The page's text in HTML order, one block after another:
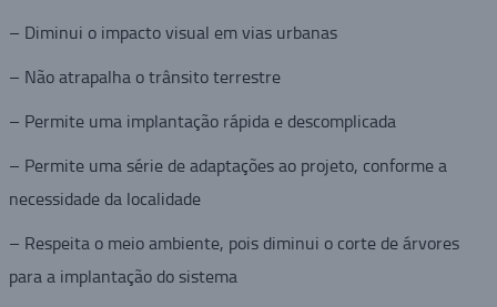
– Diminui o impacto visual em vias urbanas
– Não atrapalha o trânsito terrestre
– Permite uma implantação rápida e descomplicada
– Permite uma série de adaptações ao projeto, conforme a
necessidade da localidade
– Respeita o meio ambiente, pois diminui o corte de árvores
para a implantação do sistema